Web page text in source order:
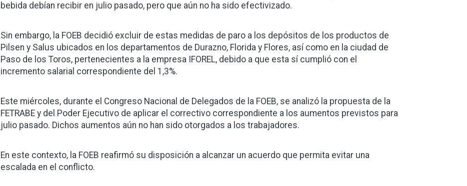
bebida debían recibir en julio pasado, pero que aún no ha sido efectivizado.
Sin embargo, la FOEB decidió excluir de estas medidas de paro a los depósitos de los productos de
Pilsen y Salus ubicados en los departamentos de Durazno, Florida y Flores, así como en la ciudad de
Paso de los Toros, pertenecientes a la empresa IFOREL, debido a que esta sí cumplió con el
incremento salarial correspondiente del 1,3%.
Este miércoles, durante el Congreso Nacional de Delegados de la FOEB, se analizó la propuesta de la
FETRABE y del Poder Ejecutivo de aplicar el correctivo correspondiente a los aumentos previstos para
julio pasado. Dichos aumentos aún no han sido otorgados a los trabajadores.
En este contexto, la FOEB reafirmó su disposición a alcanzar un acuerdo que permita evitar una
escalada en el conflicto.